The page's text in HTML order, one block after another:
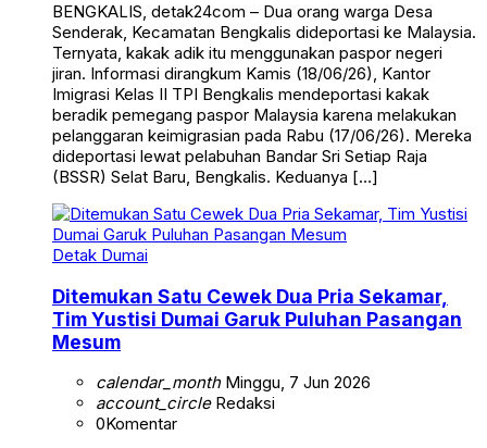
BENGKALIS, detak24com – Dua orang warga Desa
Senderak, Kecamatan Bengkalis dideportasi ke Malaysia.
Ternyata, kakak adik itu menggunakan paspor negeri
jiran. Informasi dirangkum Kamis (18/06/26), Kantor
Imigrasi Kelas II TPI Bengkalis mendeportasi kakak
beradik pemegang paspor Malaysia karena melakukan
pelanggaran keimigrasian pada Rabu (17/06/26). Mereka
dideportasi lewat pelabuhan Bandar Sri Setiap Raja
(BSSR) Selat Baru, Bengkalis. Keduanya […]
Detak Dumai
Ditemukan Satu Cewek Dua Pria Sekamar,
Tim Yustisi Dumai Garuk Puluhan Pasangan
Mesum
calendar_monthMinggu, 7 Jun 2026
account_circleRedaksi
0Komentar